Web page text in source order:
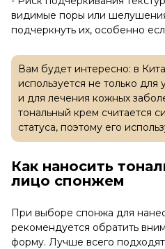
видимые поры или
подчеркнуть их, особенно
Вам будет интересно: в
используется не только
и для лечения кожных
тональный крем считается
статуса, поэтому его
Как наносить
лицо спонжем
При выборе спонжа для
рекомендуется обратить
форму. Лучше всего